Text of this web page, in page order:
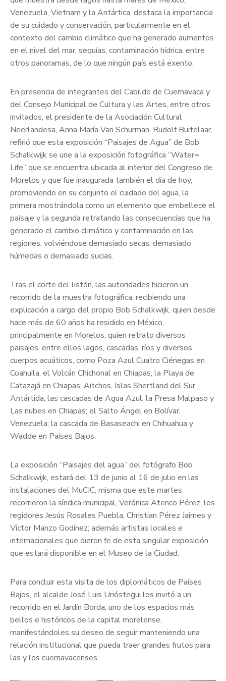
Venezuela, Vietnam y la Antártica, destaca la importancia
de su cuidado y conservación, particularmente en el
contexto del cambio climático que ha generado aumentos
en el nivel del mar, sequías, contaminación hídrica, entre
otros panoramas, de lo que ningún país está exento.
En presencia de integrantes del Cabildo de Cuernavaca y
del Consejo Municipal de Cultura y las Artes, entre otros
invitados, el presidente de la Asociación Cultural
Neerlandesa, Anna María Van Schurman, Rudolf Buitelaar,
refirió que esta exposición “Paisajes de Agua” de Bob
Schalkwijk se une a la exposición fotográfica “Water=
Life” que se encuentra ubicada al interior del Congreso de
Morelos y que fue inaugurada también el día de hoy,
promoviendo en su conjunto el cuidado del agua, la
primera mostrándola como un elemento que embellece el
paisaje y la segunda retratando las consecuencias que ha
generado el cambio climático y contaminación en las
regiones, volviéndose demasiado secas, demasiado
húmedas o demasiado sucias.
Tras el corte del listón, las autoridades hicieron un
recorrido de la muestra fotográfica, recibiendo una
explicación a cargo del propio Bob Schalkwijk, quien desde
hace más de 60 años ha residido en México,
principalmente en Morelos, quien retrato diversos
paisajes, entre ellos lagos, cascadas, ríos y diversos
cuerpos acuáticos, como Poza Azul Cuatro Ciénegas en
Coahuila, el Volcán Chichonal en Chiapas, la Playa de
Catazajá en Chiapas, Aitchos, Islas Shertland del Sur,
Antártida; las cascadas de Agua Azul, la Presa Malpaso y
Las nubes en Chiapas; el Salto Ángel en Bolívar,
Venezuela; la cascada de Basaseachi en Chihuahua y
Wadde en Países Bajos.
La exposición “Paisajes del agua” del fotógrafo Bob
Schalkwijk, estará del 13 de junio al 16 de julio en las
instalaciones del MuCIC, misma que este martes
recorrieron la síndica municipal, Verónica Atenco Pérez; los
regidores Jesús Rosales Puebla, Christian Pérez Jaimes y
Víctor Manzo Godínez; además artistas locales e
internacionales que dieron fe de esta singular exposición
que estará disponible en el Museo de la Ciudad.
Para concluir esta visita de los diplomáticos de Países
Bajos, el alcalde José Luis Urióstegui los invitó a un
recorrido en el Jardín Borda, uno de los espacios más
bellos e históricos de la capital morelense,
manifestándoles su deseo de seguir manteniendo una
relación institucional que pueda traer grandes frutos para
las y los cuernavacenses.